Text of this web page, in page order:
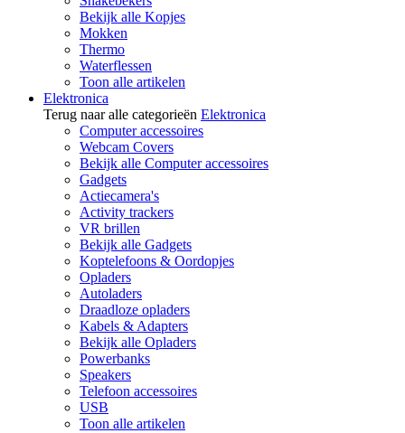
Bekijk alle Kopjes
Mokken
Thermo
Waterflessen
Toon alle artikelen
Elektronica
Terug naar alle categorieën Elektronica
Computer accessoires
Webcam Covers
Bekijk alle Computer accessoires
Gadgets
Actiecamera's
Activity trackers
VR brillen
Bekijk alle Gadgets
Koptelefoons & Oordopjes
Opladers
Autoladers
Draadloze opladers
Kabels & Adapters
Bekijk alle Opladers
Powerbanks
Speakers
Telefoon accessoires
USB
Toon alle artikelen